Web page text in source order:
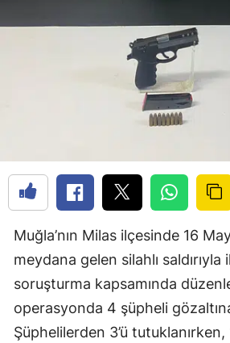
Muğla’nın Milas ilçesinde 16
meydana gelen silahlı
soruşturma kapsamında
operasyonda 4 şüpheli gözaltına
Şüphelilerden 3’ü